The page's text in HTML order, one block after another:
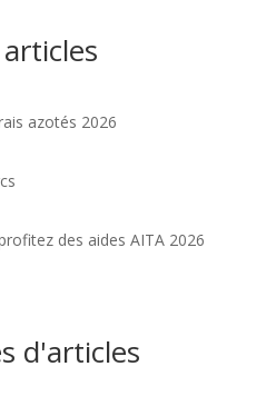
azotés 2026
des aides AITA 2026
d'articles